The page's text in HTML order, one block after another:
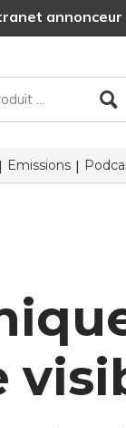
annonceur
Emissions